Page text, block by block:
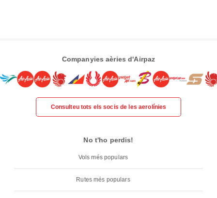
Companyies aèries d'Airpaz
Consulteu tots els socis de les aerolínies
No t'ho perdis!
Vols més populars
Rutes més populars